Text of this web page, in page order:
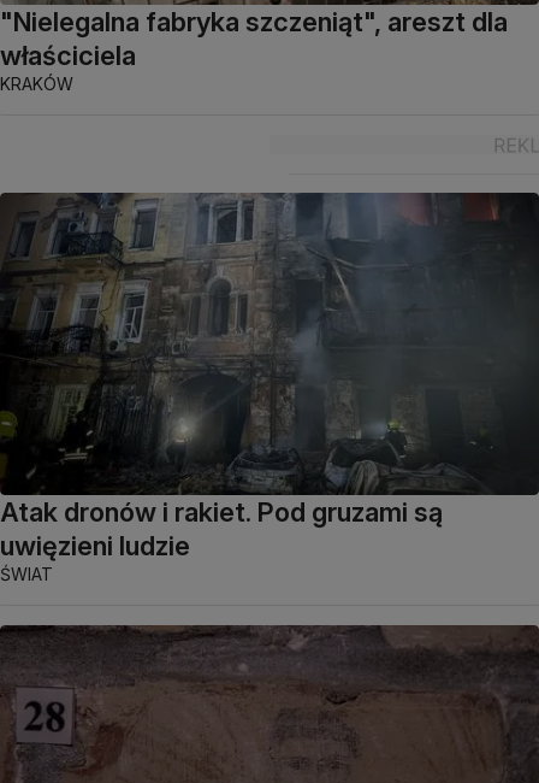
"Nielegalna fabryka szczeniąt", areszt dla
właściciela
KRAKÓW
Atak dronów i rakiet. Pod gruzami są
uwięzieni ludzie
ŚWIAT